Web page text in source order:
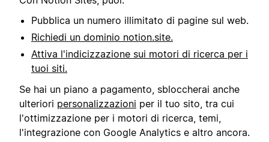
Pubblica un numero illimitato di pagine sul web.
Richiedi un dominio notion.site.
Attiva l'indicizzazione sui motori di ricerca per i
tuoi siti.
Se hai un piano a pagamento, sbloccherai anche
ulteriori personalizzazioni per il tuo sito, tra cui
l'ottimizzazione per i motori di ricerca, temi,
l'integrazione con Google Analytics e altro ancora.